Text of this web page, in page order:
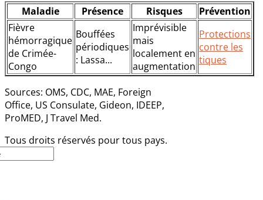
Maladie Présence Risques
Prévention
Fièvre
hémorragique
de Crimée-
Congo
Bouffées
périodiques
: Lassa...
Imprévisible
mais
localement en
augmentation
Protections
contre les
tiques
Sources: OMS, CDC, MAE, Foreign
Office, US Consulate, Gideon, IDEEP,
ProMED, J Travel Med.
Tous droits réservés pour tous pays.